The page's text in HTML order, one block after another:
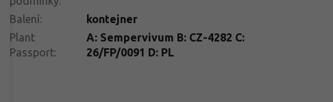
Balení:
kontejner
Plant
Passport:
A: Sempervivum B: CZ-4282 C:
26/FP/0091 D: PL